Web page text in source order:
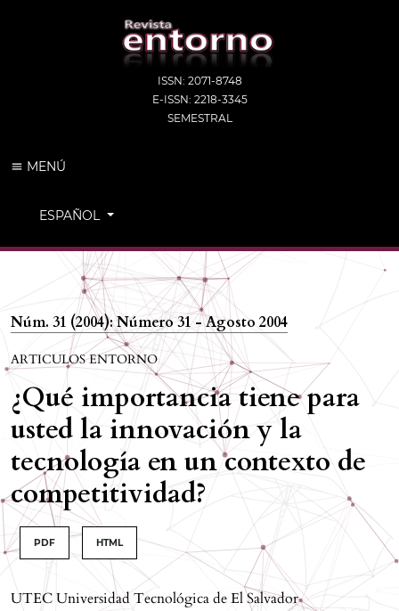
ISSN: 2071-8748
E-ISSN: 2218-3345
SEMESTRAL
MENÚ
CAMBIAR EL IDIOMA. EL IDIOMA ACTUAL ES:
ESPAÑOL
Núm. 31 (2004): Número 31 - Agosto 2004
ARTICULOS ENTORNO
¿Qué importancia tiene para
usted la innovación y la
tecnología en un contexto de
competitividad?
PDF HTML
UTEC Universidad Tecnológica de El Salvador